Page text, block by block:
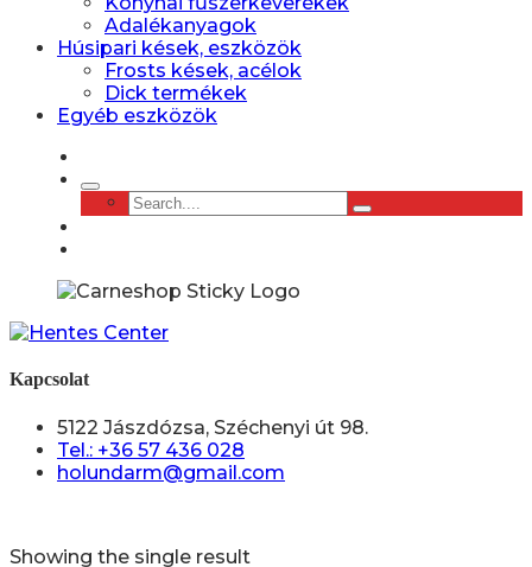
Adalékanyagok
Húsipari kések, eszközök
Frosts kések, acélok
Dick termékek
Egyéb eszközök
Kapcsolat
5122 Jászdózsa, Széchenyi út 98.
Tel.: +36 57 436 028
holundarm@gmail.com
Showing the single result